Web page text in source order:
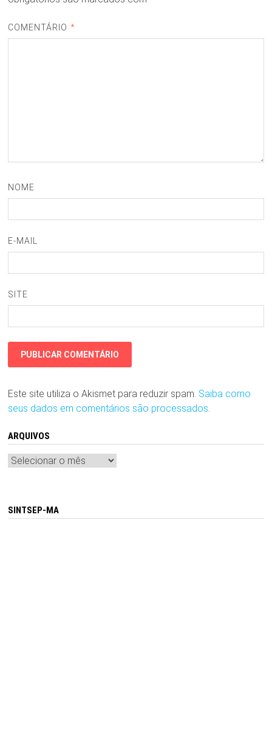
COMENTÁRIO *
NOME
E-MAIL
SITE
Este site utiliza o Akismet para reduzir spam. Saiba como
seus dados em comentários são processados
ARQUIVOS
Arquivos
SINTSEP-MA